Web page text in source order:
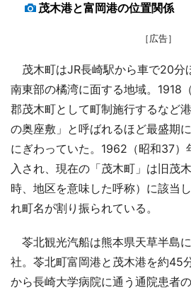
茂木港と富岡港の位置関係
［広告］
茂木町はJR長崎駅から車で20分
南東部の橘湾に面する地域。1918
郡茂木町として町制施行するなど
の奥座敷」と呼ばれるほど最盛期
にぎわっていた。1962（昭和37）
入され、現在の「茂木町」は旧茂
時、地区を意味した呼称）に該当
れ町名が割り振られている。
苓北観光汽船は熊本県天草半島
社。苓北町富岡港と茂木港を約45
から長崎大学病院に通う通院患者